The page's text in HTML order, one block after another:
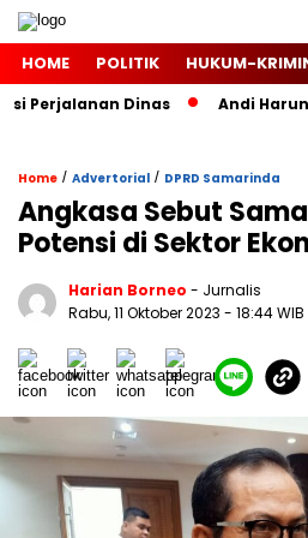
HOME POLITIK HUKUM-
Dinas Andi Harun
Home / Advertorial / DPRD Samarinda
Angkasa Sebut
Potensi di Sektor
Harian Borneo - Jurnalis
Rabu, 11 Oktober 2023 - 18:44 WIB